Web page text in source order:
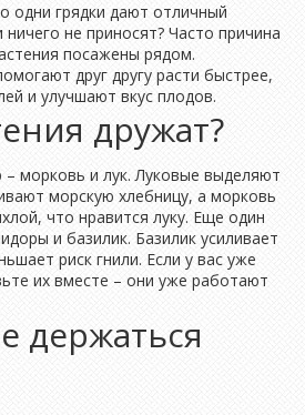
одни грядки дают отличный
не приносят? Часто причина
посажены рядом.
друг другу расти быстрее,
и улучшают вкус плодов.
дружат?
морковь и лук. Луковые выделяют
морскую хлебницу, а морковь
что нравится луку. Еще один
и базилик. Базилик усиливает
риск гнили. Если у вас уже
их вместе – они уже работают
держаться